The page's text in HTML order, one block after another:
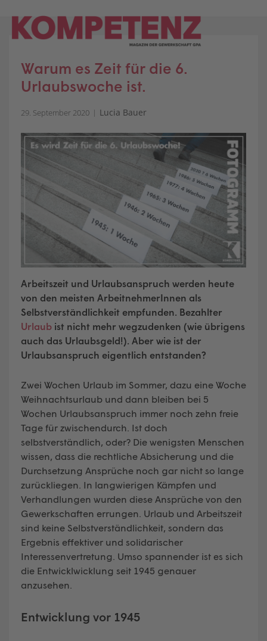
content
Warum es Zeit für die 6.
Urlaubswoche ist.
29. September 2020 Lucia Bauer
Arbeitszeit und Urlaubsanspruch werden heute
von den meisten ArbeitnehmerInnen als
Selbstverständlichkeit empfunden. Bezahlter
Urlaub ist nicht mehr wegzudenken (wie übrigens
auch das Urlaubsgeld!). Aber wie ist der
Urlaubsanspruch eigentlich entstanden?
Zwei Wochen Urlaub im Sommer, dazu eine Woche
Weihnachtsurlaub und dann bleiben bei 5
Wochen Urlaubsanspruch immer noch zehn freie
Tage für zwischendurch. Ist doch
selbstverständlich, oder? Die wenigsten Menschen
wissen, dass die rechtliche Absicherung und die
Durchsetzung Ansprüche noch gar nicht so lange
zurückliegen. In langwierigen Kämpfen und
Verhandlungen wurden diese Ansprüche von den
Gewerkschaften errungen. Urlaub und Arbeitszeit
sind keine Selbstverständlichkeit, sondern das
Ergebnis effektiver und solidarischer
Interessenvertretung. Umso spannender ist es sich
die Entwicklwicklung seit 1945 genauer
anzusehen.
Entwicklung vor 1945